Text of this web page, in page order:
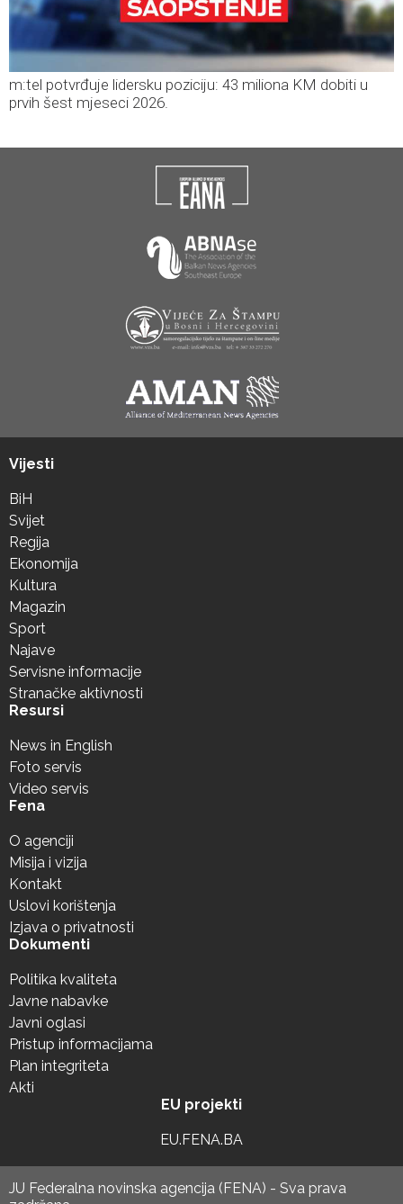
m:tel potvrđuje lidersku poziciju: 43 miliona KM dobiti u
prvih šest mjeseci 2026.
Vijesti
BiH
Svijet
Regija
Ekonomija
Kultura
Magazin
Sport
Najave
Servisne informacije
Stranačke aktivnosti
Resursi
News in English
Foto servis
Video servis
Fena
O agenciji
Misija i vizija
Kontakt
Uslovi korištenja
Izjava o privatnosti
Dokumenti
Politika kvaliteta
Javne nabavke
Javni oglasi
Pristup informacijama
Plan integriteta
Akti
EU projekti
EU.FENA.BA
JU Federalna novinska agencija (FENA) - Sva prava